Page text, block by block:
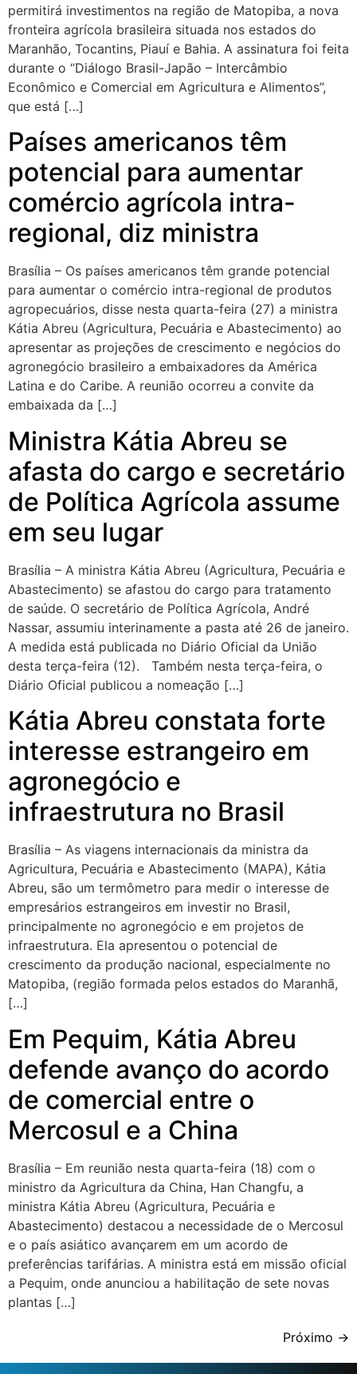
permitirá investimentos na região de Matopiba, a nova
fronteira agrícola brasileira situada nos estados do
Maranhão, Tocantins, Piauí e Bahia. A assinatura foi feita
durante o “Diálogo Brasil-Japão – Intercâmbio
Econômico e Comercial em Agricultura e Alimentos”,
que está […]
Países americanos têm
potencial para aumentar
comércio agrícola intra-
regional, diz ministra
Brasília – Os países americanos têm grande potencial
para aumentar o comércio intra-regional de produtos
agropecuários, disse nesta quarta-feira (27) a ministra
Kátia Abreu (Agricultura, Pecuária e Abastecimento) ao
apresentar as projeções de crescimento e negócios do
agronegócio brasileiro a embaixadores da América
Latina e do Caribe. A reunião ocorreu a convite da
embaixada da […]
Ministra Kátia Abreu se
afasta do cargo e secretário
de Política Agrícola assume
em seu lugar
Brasília – A ministra Kátia Abreu (Agricultura, Pecuária e
Abastecimento) se afastou do cargo para tratamento
de saúde. O secretário de Política Agrícola, André
Nassar, assumiu interinamente a pasta até 26 de janeiro.
A medida está publicada no Diário Oficial da União
desta terça-feira (12). Também nesta terça-feira, o
Diário Oficial publicou a nomeação […]
Kátia Abreu constata forte
interesse estrangeiro em
agronegócio e
infraestrutura no Brasil
Brasília – As viagens internacionais da ministra da
Agricultura, Pecuária e Abastecimento (MAPA), Kátia
Abreu, são um termômetro para medir o interesse de
empresários estrangeiros em investir no Brasil,
principalmente no agronegócio e em projetos de
infraestrutura. Ela apresentou o potencial de
crescimento da produção nacional, especialmente no
Matopiba, (região formada pelos estados do Maranhã,
[…]
Em Pequim, Kátia Abreu
defende avanço do acordo
de comercial entre o
Mercosul e a China
Brasília – Em reunião nesta quarta-feira (18) com o
ministro da Agricultura da China, Han Changfu, a
ministra Kátia Abreu (Agricultura, Pecuária e
Abastecimento) destacou a necessidade de o Mercosul
e o país asiático avançarem em um acordo de
preferências tarifárias. A ministra está em missão oficial
a Pequim, onde anunciou a habilitação de sete novas
plantas […]
Próximo →